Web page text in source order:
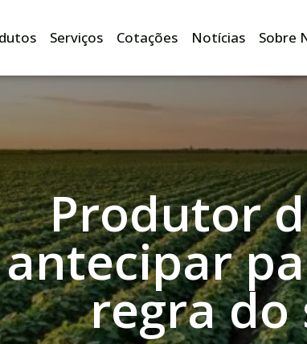
Serviços Cotações Notícias Sobre
Produtor
antecipar
regra